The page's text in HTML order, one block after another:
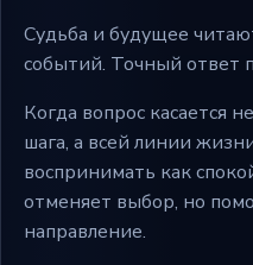
Судьба и будущее
событий. Точный ответ
Когда вопрос касается
шага, а всей линии
воспринимать как
отменяет выбор, но
направление.